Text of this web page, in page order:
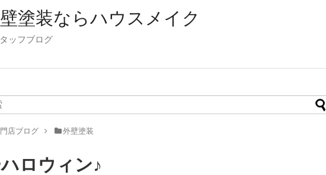
塗装ならハウスメイク
ッフブログ
店ブログ 外壁塗装
ロウィン♪